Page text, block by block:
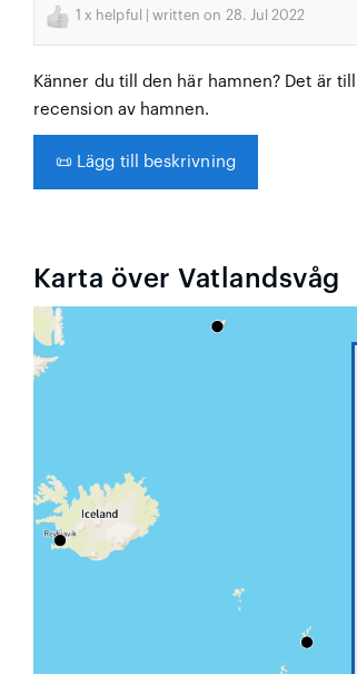
1 x helpful | written on 28. Jul 2022
Känner du till den här hamnen? Det är
recension av hamnen.
📜 Lägg till beskrivning
Karta över Vatlandsvåg